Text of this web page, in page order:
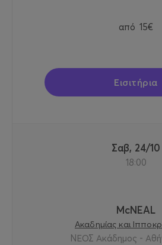
από 15€
Εισιτήρια
Σαβ, 24/10
18:00
McNEAL
Ακαδημίας και
ΝΕΟΣ Ακάδημος -